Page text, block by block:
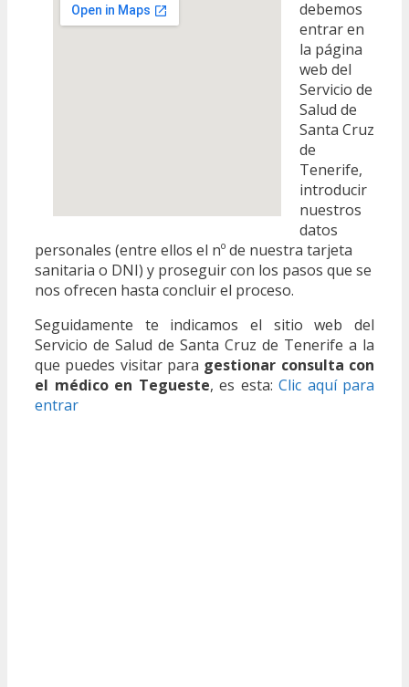
debemos
entrar en
la página
web del
Servicio de
Salud de
Santa Cruz
de
Tenerife,
introducir
nuestros
datos
personales (entre ellos el nº de nuestra tarjeta
sanitaria o DNI) y proseguir con los pasos que se
nos ofrecen hasta concluir el proceso.
Seguidamente te indicamos el sitio web del
Servicio de Salud de Santa Cruz de Tenerife a la
que puedes visitar para gestionar consulta con
el médico en Tegueste, es esta: Clic aquí para
entrar